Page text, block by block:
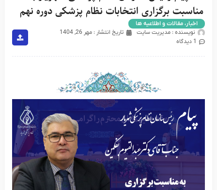
مناسبت برگزاری انتخابات نظام پزشکی دوره نهم
اخبار، مقالات و اطلاعیه ها
نویسنده : مدیریت سایت تاریخ انتشار : مهر 26, 1404
1 دیدگاه